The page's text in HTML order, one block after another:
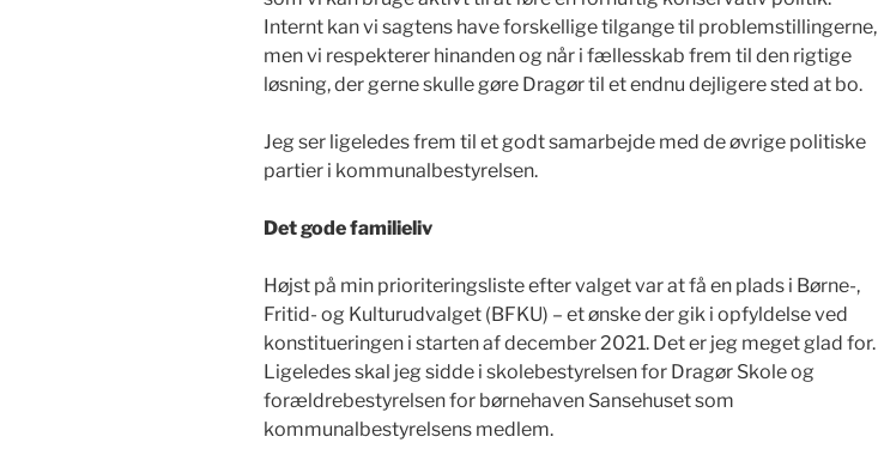
Internt kan vi sagtens have forskellige tilgange til problemstillingerne,
men vi respekterer hinanden og når i fællesskab frem til den rigtige
løsning, der gerne skulle gøre Dragør til et endnu dejligere sted at bo.
Jeg ser ligeledes frem til et godt samarbejde med de øvrige politiske
partier i kommunalbestyrelsen.
Det gode familieliv
Højst på min prioriteringsliste efter valget var at få en plads i Børne-,
Fritid- og Kulturudvalget (BFKU) – et ønske der gik i opfyldelse ved
konstitueringen i starten af december 2021. Det er jeg meget glad for.
Ligeledes skal jeg sidde i skolebestyrelsen for Dragør Skole og
forældrebestyrelsen for børnehaven Sansehuset som
kommunalbestyrelsens medlem.